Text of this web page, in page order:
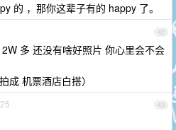
的 ，那你这辈子有的 happy 了。
42
多 还没有啥好照片 你心里会不会
成 机票酒店白搭）
43